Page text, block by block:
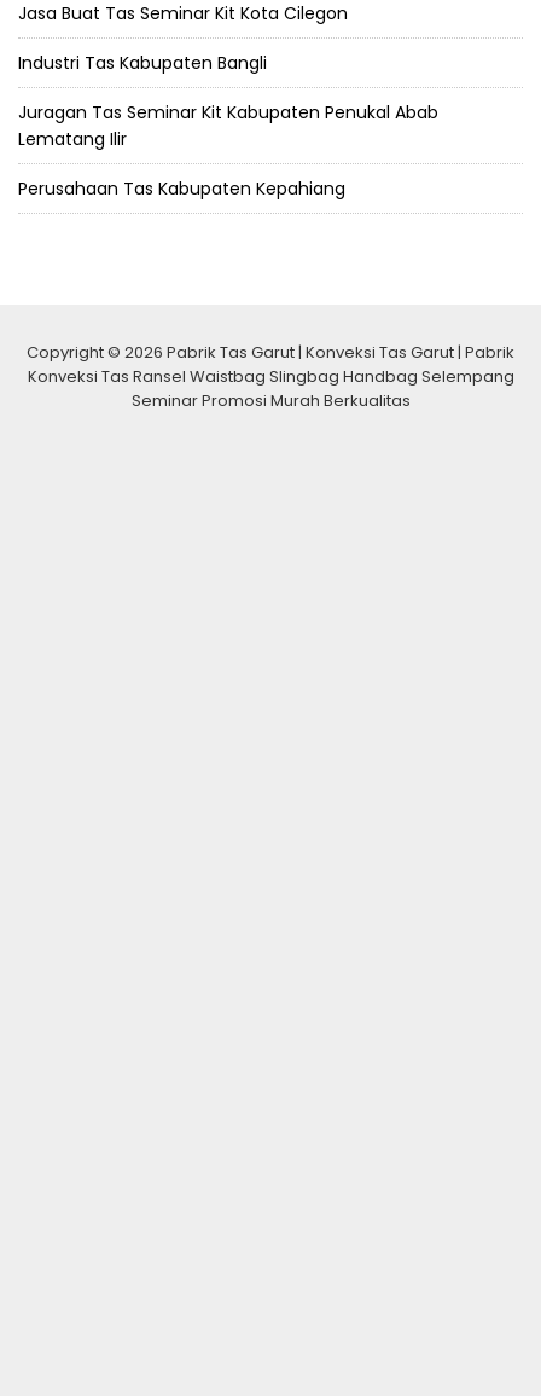
Jasa Buat Tas Seminar Kit Kota Cilegon
Industri Tas Kabupaten Bangli
Juragan Tas Seminar Kit Kabupaten Penukal Abab
Lematang Ilir
Perusahaan Tas Kabupaten Kepahiang
Copyright © 2026 Pabrik Tas Garut | Konveksi Tas Garut | Pabrik
Konveksi Tas Ransel Waistbag Slingbag Handbag Selempang
Seminar Promosi Murah Berkualitas